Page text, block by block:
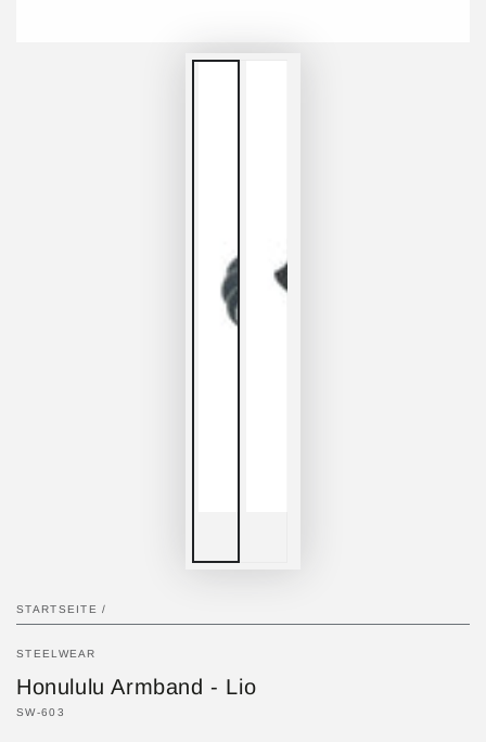
STARTSEITE /
STEELWEAR
Honululu Armband - Lio
SW-603